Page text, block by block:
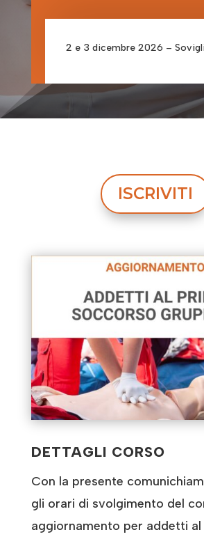
2 e 3 dicembre2026 –
ISCRIVITI
DETTAGLI CORSO
Con la presente
gli orari di svolgimento del
aggiornamento per addetti